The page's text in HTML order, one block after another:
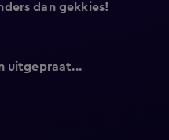
dan gekkies!
uitgepraat...